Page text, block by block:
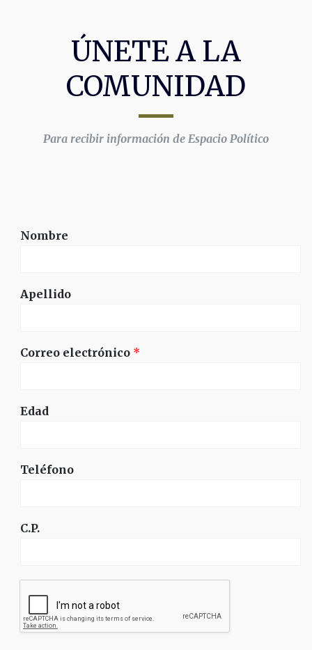
ÚNETE A LA
COMUNIDAD
Para recibir información de Espacio Político
Nombre
Apellido
Correo electrónico *
Edad
Teléfono
C.P.